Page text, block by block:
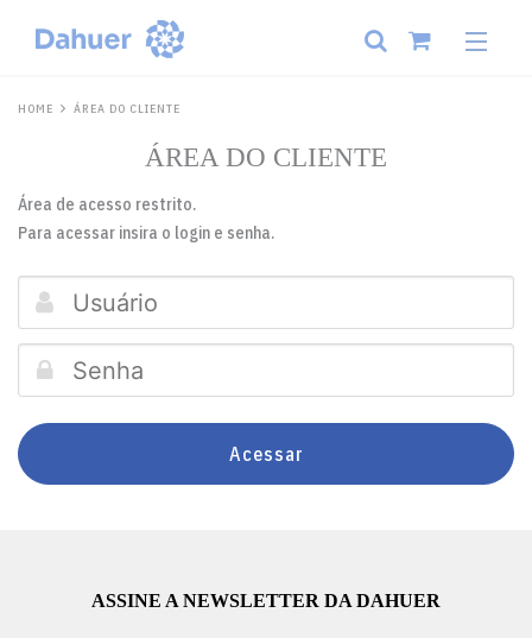
HOME ÁREA DO CLIENTE
ÁREA DO CLIENTE
Área de acesso restrito.
Para acessar insira o login e senha.
Acessar
ASSINE A NEWSLETTER DA DAHUER